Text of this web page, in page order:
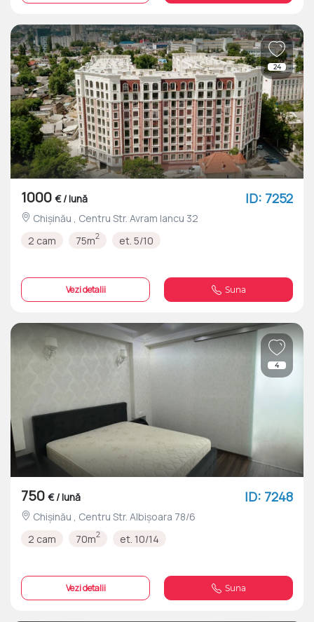
24
1000 € / lună ID: 7252
Chișinău , Centru Str. Avram Iancu 32
2 cam
75m2 et. 5/10
Vezi detalii Suna
4
750 € / lună ID: 7248
Chișinău , Centru Str. Albișoara 78/6
2 cam
70m2 et. 10/14
Vezi detalii Suna